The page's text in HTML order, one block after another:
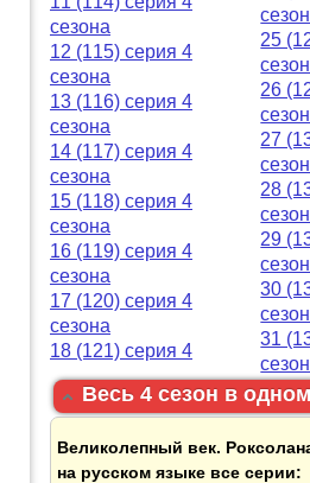
сезона
12 (115) серия 4
сезона
13 (116) серия 4
сезона
14 (117) серия 4
сезона
15 (118) серия 4
сезона
16 (119) серия 4
сезона
17 (120) серия 4
сезона
18 (121) серия 4
25
26
27
28
29
30
31
Весь 4 сезон в
Великолепный век.
на русском языке все серии: